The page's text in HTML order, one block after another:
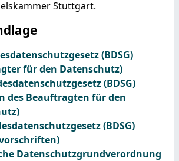
Stuttgart.
(BDSG)
für den Datenschutz)
(BDSG)
des Beauftragten für den
(BDSG)
Datenschutzgrundverordnung